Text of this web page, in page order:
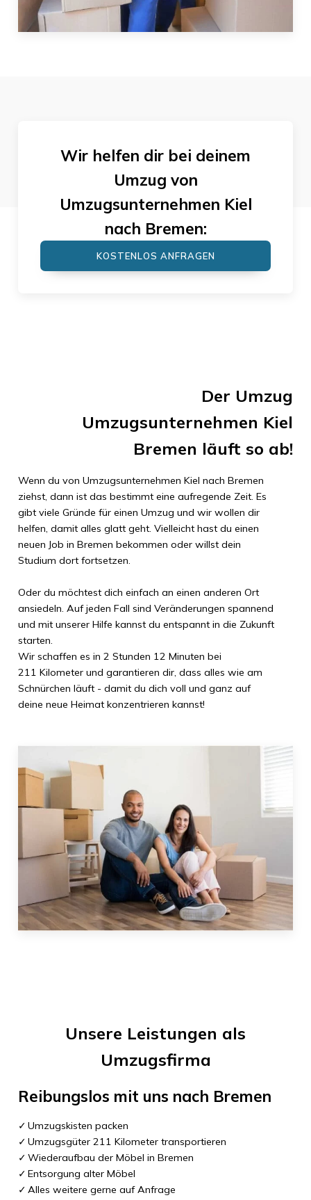
Wir helfen dir bei deinem
Umzug von
Umzugsunternehmen Kiel
nach Bremen:
KOSTENLOS ANFRAGEN
Der Umzug
Umzugsunternehmen Kiel
Bremen läuft so ab!
Wenn du von Umzugsunternehmen Kiel nach Bremen
ziehst, dann ist das bestimmt eine aufregende Zeit. Es
gibt viele Gründe für einen Umzug und wir wollen dir
helfen, damit alles glatt geht. Vielleicht hast du einen
neuen Job in Bremen bekommen oder willst dein
Studium dort fortsetzen.
Oder du möchtest dich einfach an einen anderen Ort
ansiedeln. Auf jeden Fall sind Veränderungen spannend
und mit unserer Hilfe kannst du entspannt in die Zukunft
starten.
Wir schaffen es in 2 Stunden 12 Minuten bei
211 Kilometerund garantieren dir, dass alles wie am
Schnürchen läuft - damit du dich voll und ganz auf
deine neue Heimat konzentrieren kannst!
Unsere Leistungen als
Umzugsfirma
Reibungslos mit uns nach Bremen
Umzugskisten packen
Umzugsgüter 211 Kilometer transportieren
Wiederaufbau der Möbel in Bremen
Entsorgung alter Möbel
Alles weitere gerne auf Anfrage